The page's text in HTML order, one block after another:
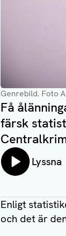
Genrebild. Foto
Få
färsk
Lyssna
Enligt
och det är